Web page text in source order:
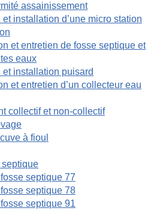
assainissement
et installation d’une micro station
et entretien de fosse septique et
eaux
et installation puisard
et entretien d’un collecteur eau
collectif et non-collectif
à fioul
septique 77
septique 78
septique 91